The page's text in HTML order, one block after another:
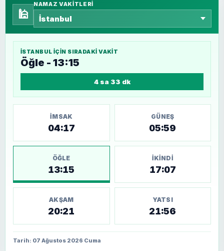
🕌
NAMAZ VAKITLERI
İSTANBUL IÇIN SIRADAKI VAKIT
Öğle - 13:15
4 sa 33 dk
İMSAK
04:17
GÜNEŞ
05:59
ÖĞLE
13:15
İKINDI
17:07
AKŞAM
20:21
YATSI
21:56
Tarih: 07 Ağustos 2026 Cuma